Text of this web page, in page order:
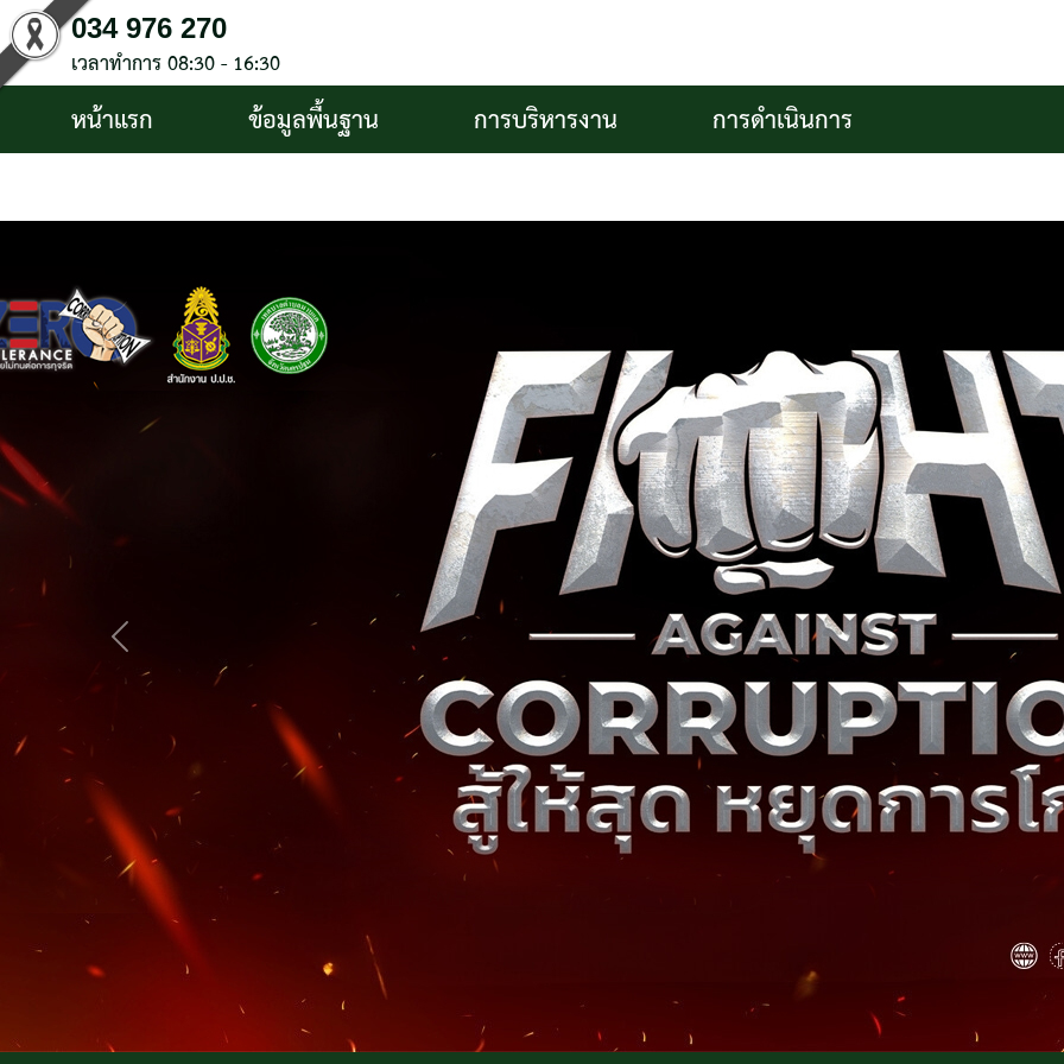
034 976 270
เวลาทำการ 08:30 - 16:30
หน้าแรก ข้อมูลพื้นฐาน การบริหารงาน
การดำเนินการ
Previous